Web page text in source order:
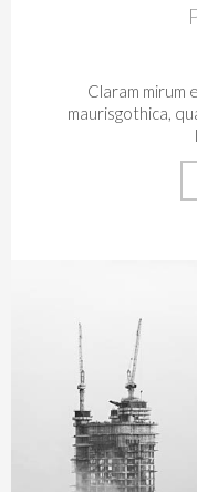
Claram mirum
maurisgothica,